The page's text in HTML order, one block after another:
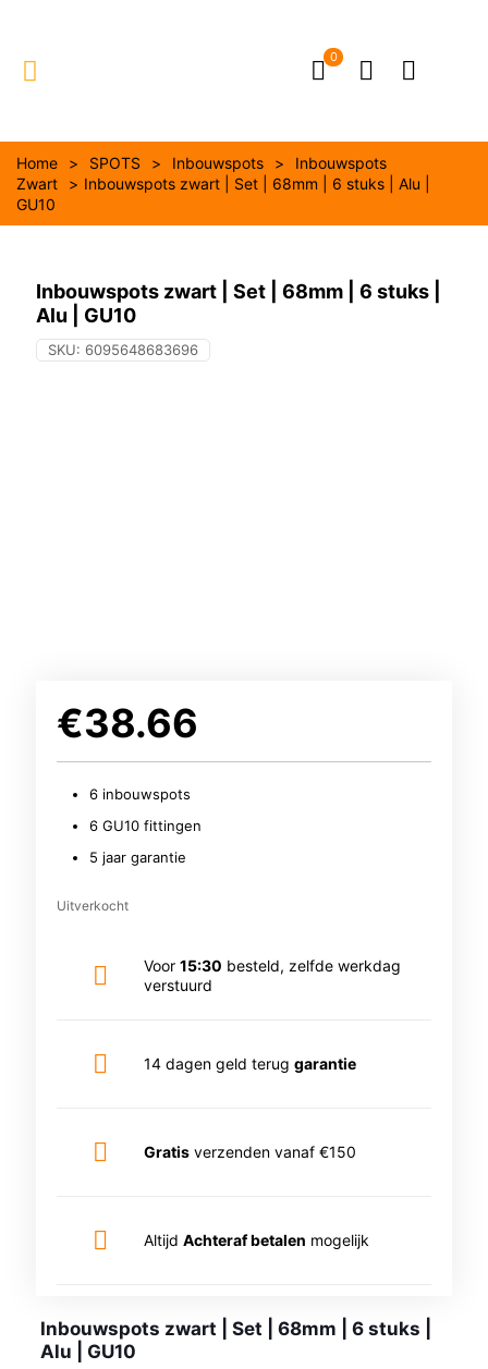
0
Home > SPOTS > Inbouwspots >
Inbouwspots
Zwart
> Inbouwspots zwart | Set | 68mm | 6 stuks | Alu |
GU10
Inbouwspots zwart | Set | 68mm | 6 stuks |
Alu | GU10
SKU: 6095648683696
€38.66
6 inbouwspots
6 GU10 fittingen
5 jaar garantie
Uitverkocht
Voor15:30 besteld, zelfde werkdag
verstuurd
14 dagen geld teruggarantie
Gratis verzenden vanaf €150
AltijdAchteraf betalen mogelijk
Inbouwspots zwart | Set | 68mm | 6 stuks |
Alu | GU10